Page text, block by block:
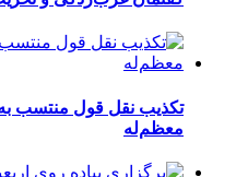
تکذیب نقل قول منتسب به
معظم‌له